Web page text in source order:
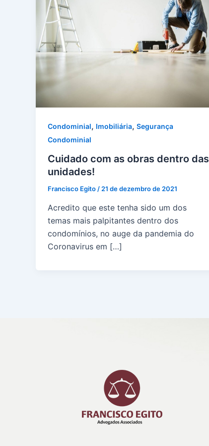
Condominial, Imobiliária, Segurança
Condominial
Cuidado com as obras dentro das
unidades!
Francisco Egito/21 de dezembro de 2021
Acredito que este tenha sido um dos
temas mais palpitantes dentro dos
condomínios, no auge da pandemia do
Coronavirus em […]